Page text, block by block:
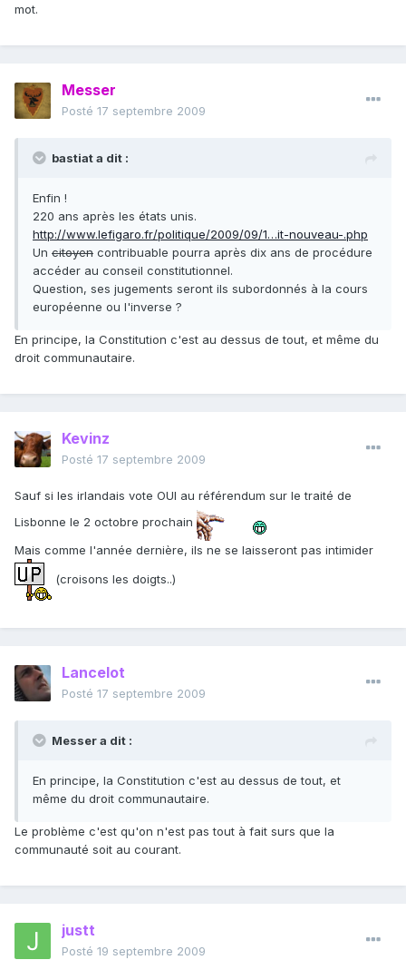
mot.
Messer
Posté 17 septembre 2009
bastiat a dit :
Enfin !
220 ans après les états unis.
http://www.lefigaro.fr/politique/2009/09/1…it-nouveau-.php
Un citoyen contribuable pourra après dix ans de procédure
accéder au conseil constitutionnel.
Question, ses jugements seront ils subordonnés à la cours
européenne ou l'inverse ?
En principe, la Constitution c'est au dessus de tout, et même du
droit communautaire.
Kevinz
Posté 17 septembre 2009
Sauf si les irlandais vote OUI au référendum sur le traité de
Lisbonne le 2 octobre prochain
Mais comme l'année dernière, ils ne se laisseront pas intimider
(croisons les doigts..)
Lancelot
Posté 17 septembre 2009
Messer a dit :
En principe, la Constitution c'est au dessus de tout, et
même du droit communautaire.
Le problème c'est qu'on n'est pas tout à fait surs que la
communauté soit au courant.
justt
Posté 19 septembre 2009